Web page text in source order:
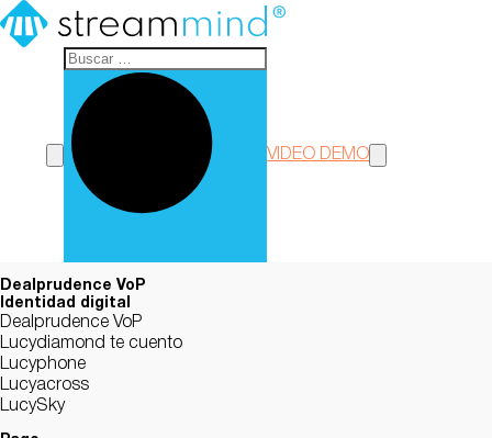
StreamMind
VIDEO DEMO
Dealprudence VoP
Identidad digital
Dealprudence VoP
Lucydiamond te cuento
Lucyphone
Lucyacross
LucySky